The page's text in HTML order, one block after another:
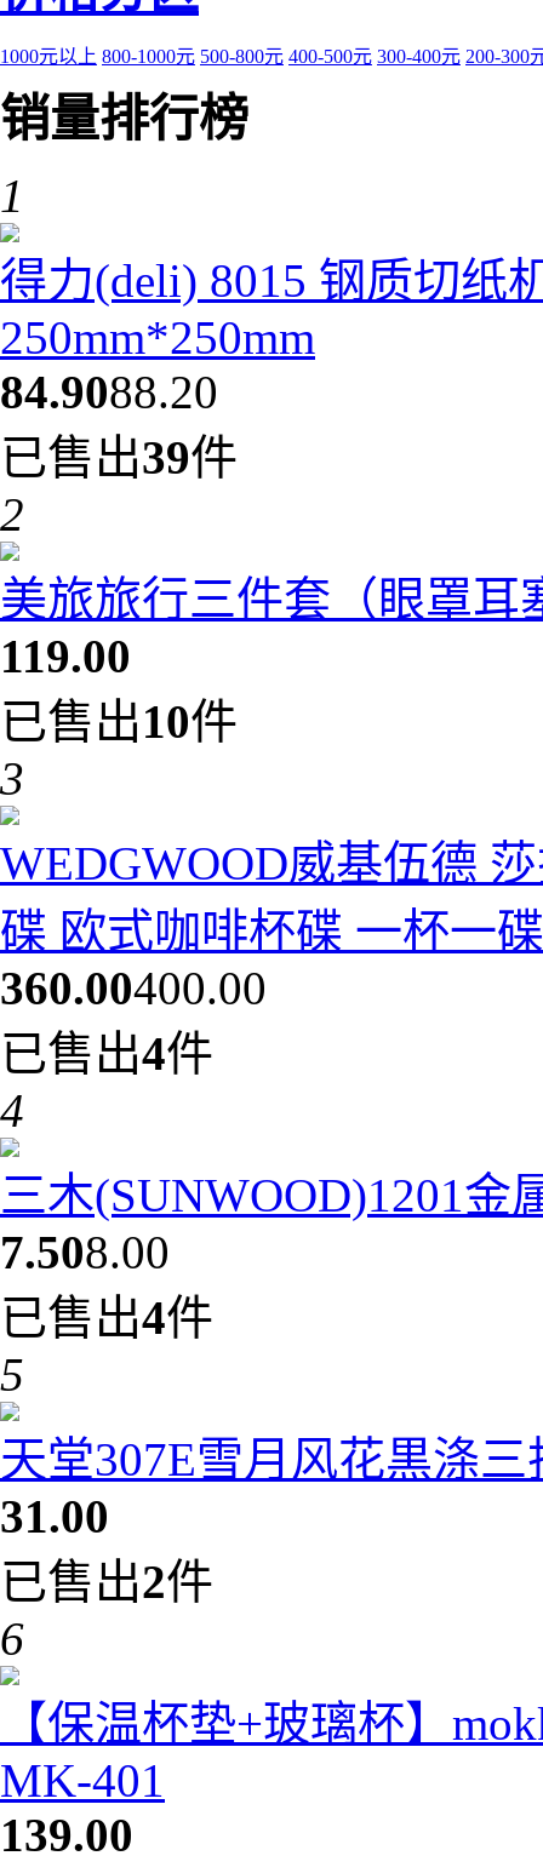
1000元以上 800-1000元 500-800元 400-500元 300-400元 200-300
销量排行榜
1
得力(deli) 8015 钢质切纸
250mm*250mm
84.9088.20
已售出39件
2
美旅旅行三件套（眼罩耳
119.00
已售出10件
3
WEDGWOOD威基伍德
碟 欧式咖啡杯碟 一杯一
360.00400.00
已售出4件
4
三木(SUNWOOD)1201金
7.508.00
已售出4件
5
天堂307E雪月风花黒涤
31.00
已售出2件
6
【保温杯垫+玻璃杯】
MK-401
139.00